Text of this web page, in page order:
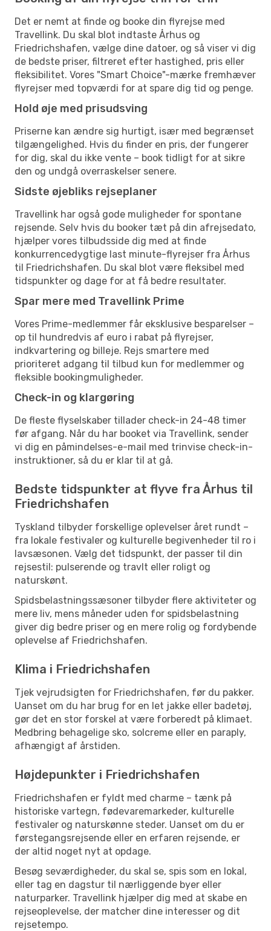
Det er nemt at finde og booke din flyrejse med
Travellink. Du skal blot indtaste Århus og
Friedrichshafen, vælge dine datoer, og så viser vi dig
de bedste priser, filtreret efter hastighed, pris eller
fleksibilitet. Vores "Smart Choice"-mærke fremhæver
flyrejser med topværdi for at spare dig tid og penge.
Hold øje med prisudsving
Priserne kan ændre sig hurtigt, især med begrænset
tilgængelighed. Hvis du finder en pris, der fungerer
for dig, skal du ikke vente – book tidligt for at sikre
den og undgå overraskelser senere.
Sidste øjebliks rejseplaner
Travellink har også gode muligheder for spontane
rejsende. Selv hvis du booker tæt på din afrejsedato,
hjælper vores tilbudsside dig med at finde
konkurrencedygtige last minute-flyrejser fra Århus
til Friedrichshafen. Du skal blot være fleksibel med
tidspunkter og dage for at få bedre resultater.
Spar mere med Travellink Prime
Vores Prime-medlemmer får eksklusive besparelser –
op til hundredvis af euro i rabat på flyrejser,
indkvartering og billeje. Rejs smartere med
prioriteret adgang til tilbud kun for medlemmer og
fleksible bookingmuligheder.
Check-in og klargøring
De fleste flyselskaber tillader check-in 24-48 timer
før afgang. Når du har booket via Travellink, sender
vi dig en påmindelses-e-mail med trinvise check-in-
instruktioner, så du er klar til at gå.
Bedste tidspunkter at flyve fra Århus til
Friedrichshafen
Tyskland tilbyder forskellige oplevelser året rundt –
fra lokale festivaler og kulturelle begivenheder til ro i
lavsæsonen. Vælg det tidspunkt, der passer til din
rejsestil: pulserende og travlt eller roligt og
naturskønt.
Spidsbelastningssæsoner tilbyder flere aktiviteter og
mere liv, mens måneder uden for spidsbelastning
giver dig bedre priser og en mere rolig og fordybende
oplevelse af Friedrichshafen.
Klima i Friedrichshafen
Tjek vejrudsigten for Friedrichshafen, før du pakker.
Uanset om du har brug for en let jakke eller badetøj,
gør det en stor forskel at være forberedt på klimaet.
Medbring behagelige sko, solcreme eller en paraply,
afhængigt af årstiden.
Højdepunkter i Friedrichshafen
Friedrichshafen er fyldt med charme – tænk på
historiske vartegn, fødevaremarkeder, kulturelle
festivaler og naturskønne steder. Uanset om du er
førstegangsrejsende eller en erfaren rejsende, er
der altid noget nyt at opdage.
Besøg seværdigheder, du skal se, spis som en lokal,
eller tag en dagstur til nærliggende byer eller
naturparker. Travellink hjælper dig med at skabe en
rejseoplevelse, der matcher dine interesser og dit
rejsetempo.